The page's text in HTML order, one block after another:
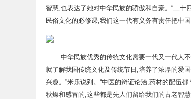
网
智慧,也表达了她对中华民族的骄傲和自豪。“二
民俗文化的必修课,我们这一代有义务有责任把中
中华民族优秀的传统文化需要一代又一代人
就了解我国传统文化及传统节日,培养了浓厚的爱
兴趣。”米乐说到。“中医的辩证论治,药材的配伍
秋燥和感冒的,这些都是先人们留给我们的古老智